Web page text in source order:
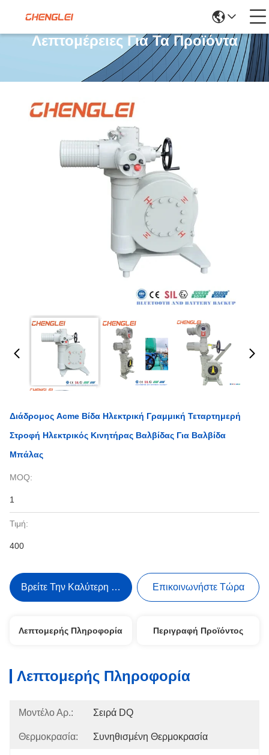
Λεπτομέρειες Για Τα Προϊόντα
Διάδρομος Acme Βίδα Ηλεκτρική Γραμμική Τεταρτημερή
Στροφή Ηλεκτρικός Κινητήρας Βαλβίδας Για Βαλβίδα
Μπάλας
MOQ:
1
Τιμή:
400
Βρείτε Την Καλύτερη Τιμή Επικοινωνήστε Τώρα
Λεπτομερής Πληροφορία Περιγραφή Προϊόντος
Λεπτομερής Πληροφορία
Μοντέλο Αρ.: Σειρά DQ
Θερμοκρασία: Συνηθισμένη Θερμοκρασία